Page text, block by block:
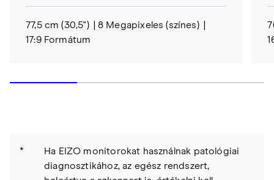
77,5 cm (30,5")
8 Megapixeles (színes)
17:9 Formátum
Ha EIZO monitorokat használnak patológiai
diagnosztikához, az egész rendszert,